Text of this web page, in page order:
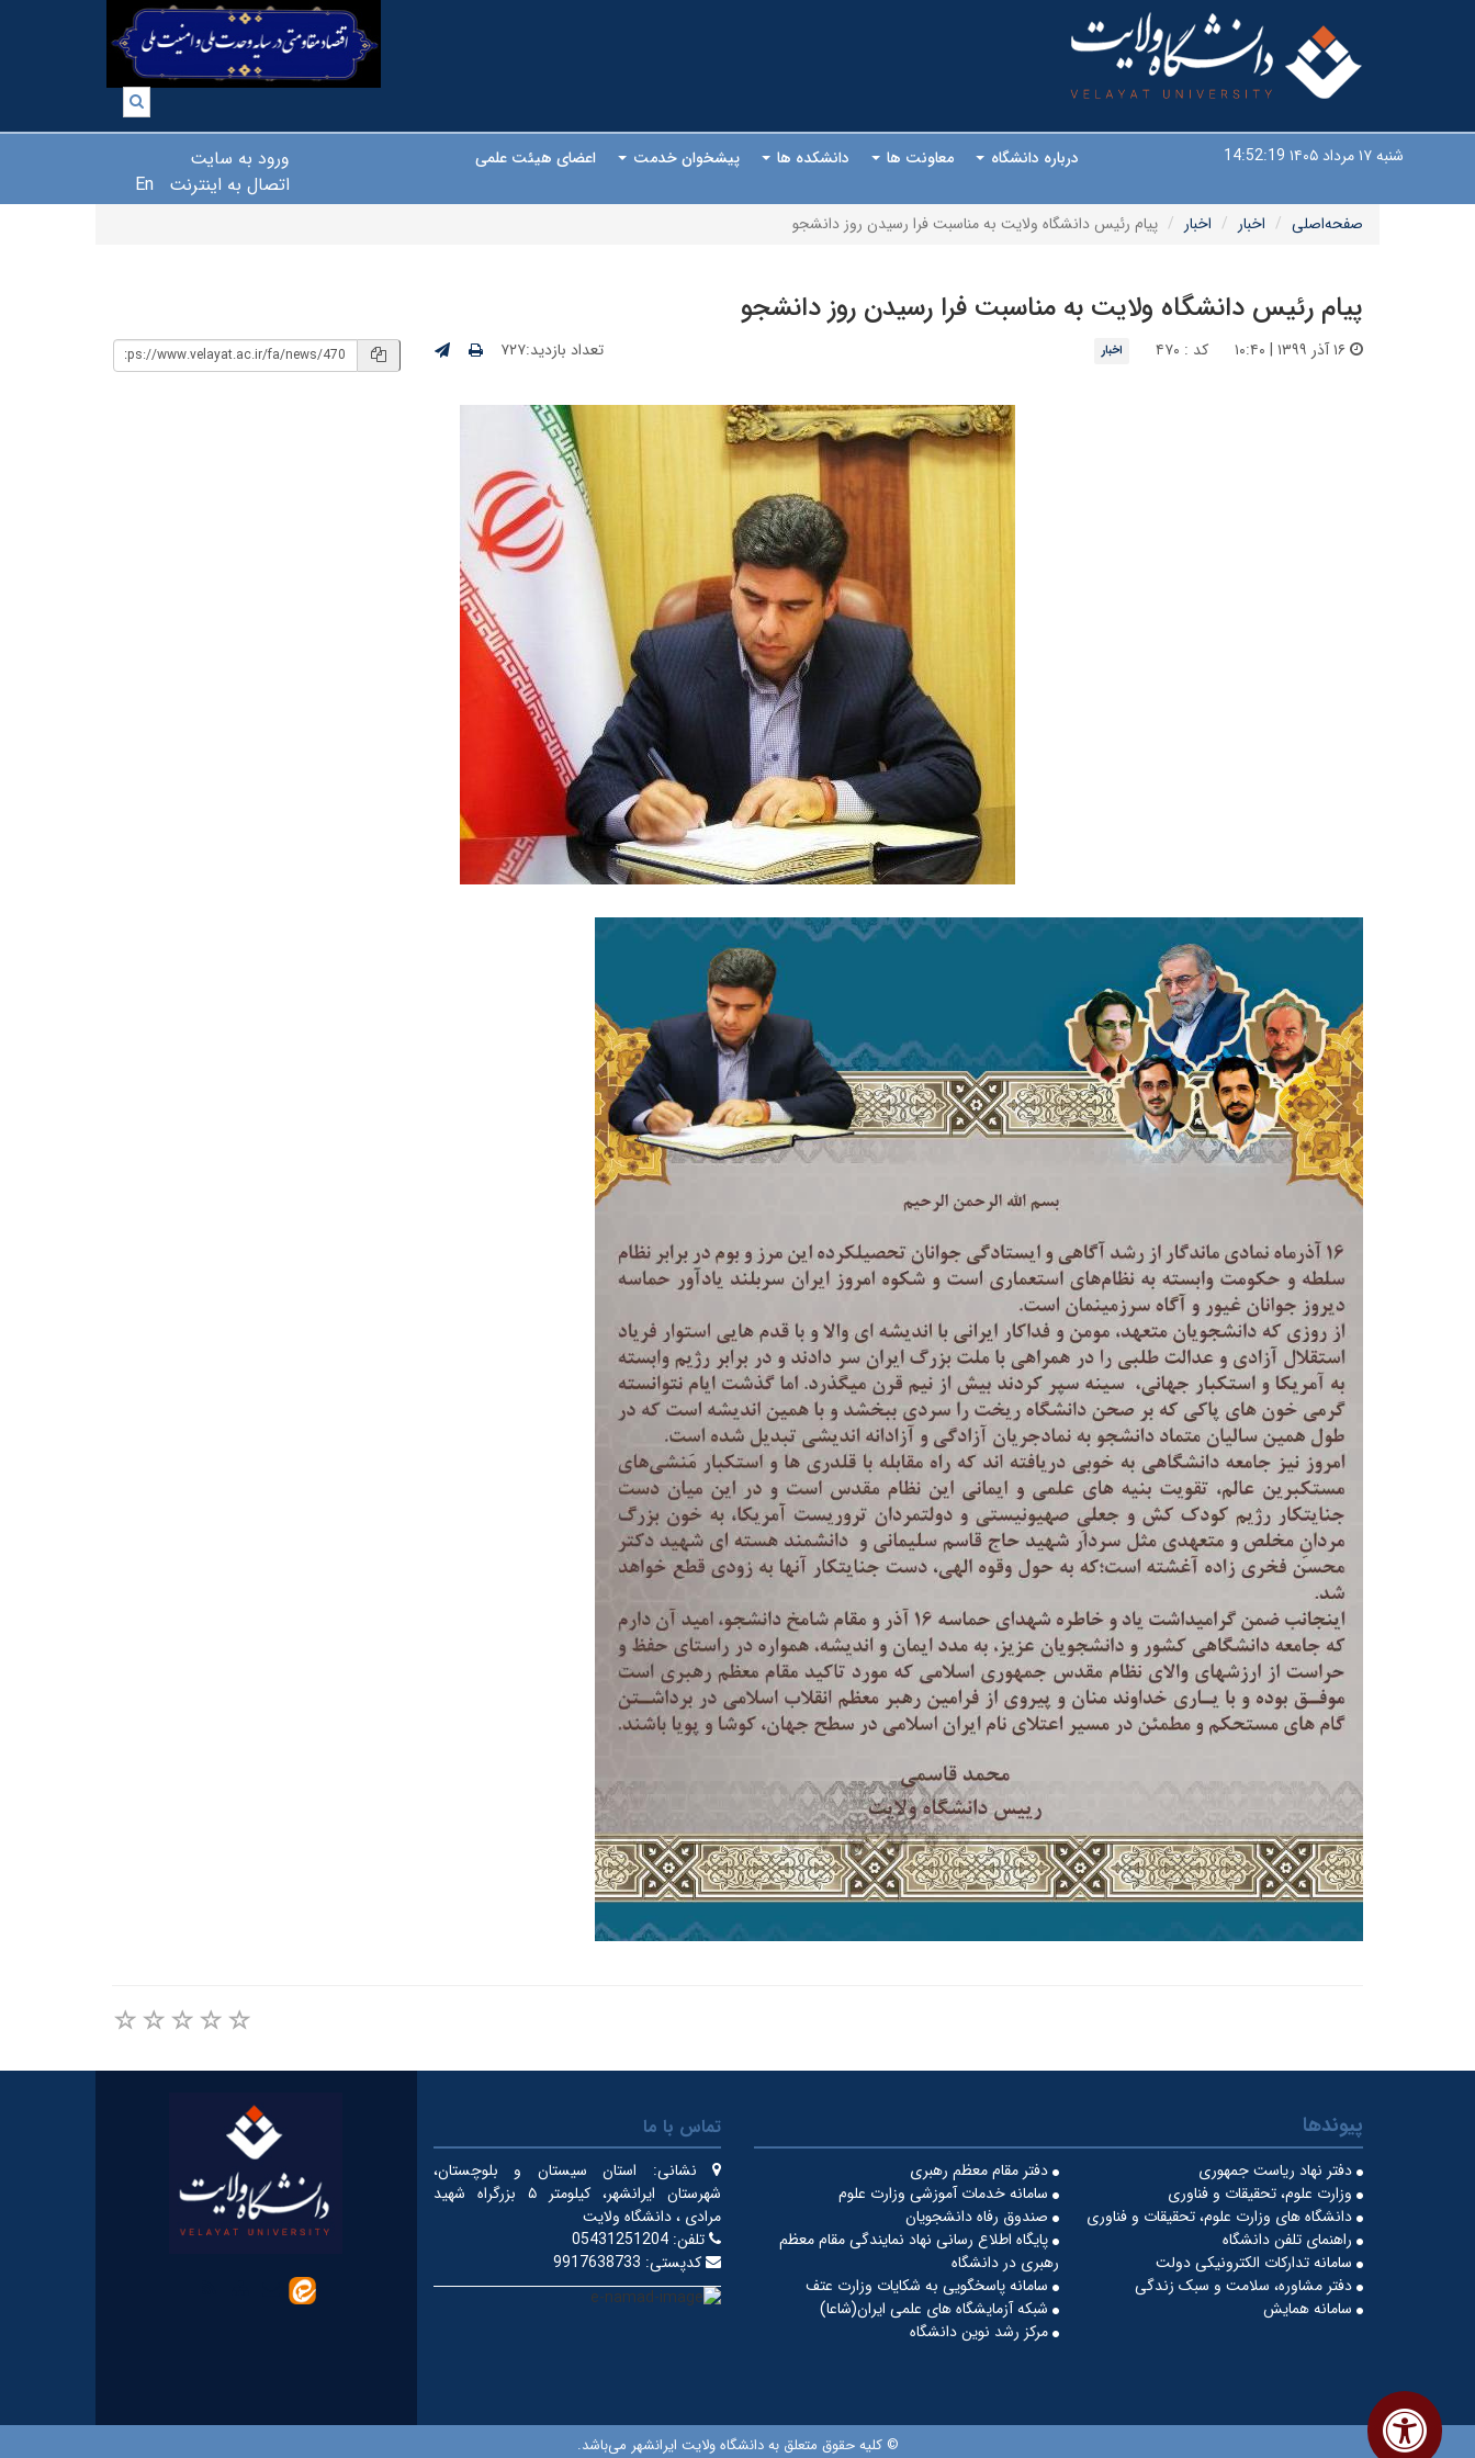
شنبه ۱۷ مرداد ۱۴۰۵ 14:52:20
ورود به سایت
اتصال به اینترنت
En
درباره دانشگاه معاونت ها دانشکده ها پیشخوان خدمت اعضای هیئت علمی
صفحه‌اصلی اخبار اخبار پیام رئیس دانشگاه ولایت به مناسبت فرا رسیدن روز دانشجو
پیام رئیس دانشگاه ولایت به مناسبت فرا رسیدن روز دانشجو
کد : ۴۷۰ اخبار تعداد بازدید:۷۲۷
پیوندها
دفتر مقام معظم رهبری
دفتر نهاد ریاست جمهوری
سامانه خدمات آموزشی وزارت علوم
وزارت علوم، تحقیقات و فناوری
صندوق رفاه دانشجویان
دانشگاه های وزارت علوم، تحقیقات و فناوری
پایگاه اطلاع رسانی نهاد نمایندگی مقام معظم
رهبری در دانشگاه
راهنمای تلفن دانشگاه
سامانه تدارکات الکترونیکی دولت
سامانه پاسخگویی به شکایات وزارت عتف
دفتر مشاوره، سلامت و سبک زندگی
شبکه آزمایشگاه های علمی ایران(شاعا)
سامانه همایش
مرکز رشد نوین دانشگاه
تماس با ما
نشانی: استان سیستان و بلوچستان،
شهرستان ایرانشهر، کیلومتر ۵ بزرگراه شهید
مرادی ، دانشگاه ولایت
تلفن: 05431251204
کدپستی: 9917638733
© کلیه حقوق متعلق به دانشگاه ولایت ایرانشهر می‌باشد.